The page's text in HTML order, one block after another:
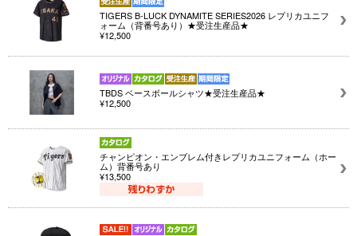
TIGERS B-LUCK DYNAMITE SERIES2026 レプリカユニフ
ォーム（背番号あり）★受注生産品★
¥12,500
TBDS ベースボールシャツ★受注生産品★
¥12,500
チャンピオン・エンブレム付きレプリカユニフォーム（ホー
ム）背番号あり
¥13,500